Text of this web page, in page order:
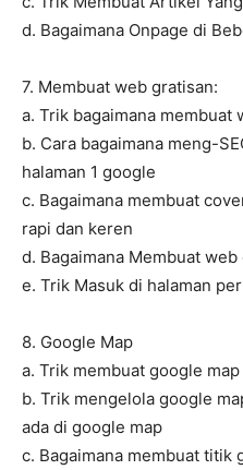
d. Bagaimana Onpage di
7. Membuat web gratisan:
a. Trik bagaimana membuat
b. Cara bagaimana meng-
halaman 1 google
c. Bagaimana membuat
rapi dan keren
d. Bagaimana Membuat
e. Trik Masuk di halaman
8. Google Map
a. Trik membuat google
b. Trik mengelola google
ada di google map
c. Bagaimana membuat titik